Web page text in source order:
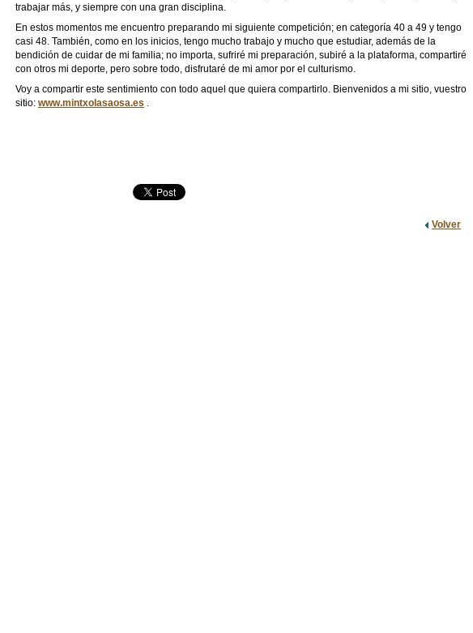
trabajar más, y siempre con una gran disciplina.
En estos momentos me encuentro preparando mi siguiente competición; en categoría 40 a 49 y tengo
casi 48. También, como en los inicios, tengo mucho trabajo y mucho que estudiar, además de la
bendición de cuidar de mi familia; no importa, sufriré mi preparación, subiré a la plataforma, compartiré
con otros mi deporte, pero sobre todo, disfrutaré de mi amor por el culturismo.
Voy a compartir este sentimiento con todo aquel que quiera compartirlo. Bienvenidos a mi sitio, vuestro
sitio: www.mintxolasaosa.es .
Volver